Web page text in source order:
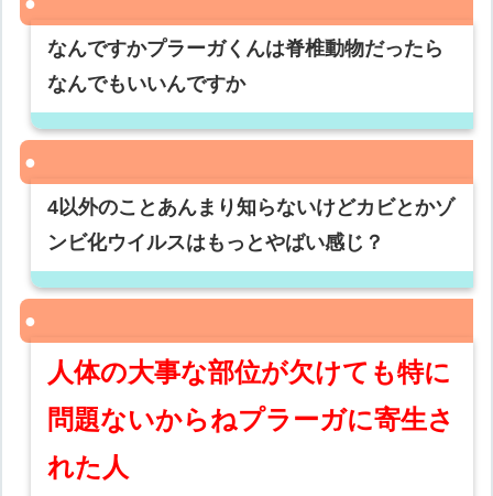
なんですかプラーガくんは脊椎動物だったら
なんでもいいんですか
4以外のことあんまり知らないけどカビとかゾ
ンビ化ウイルスはもっとやばい感じ？
人体の大事な部位が欠けても特に
問題ないからねプラーガに寄生さ
れた人